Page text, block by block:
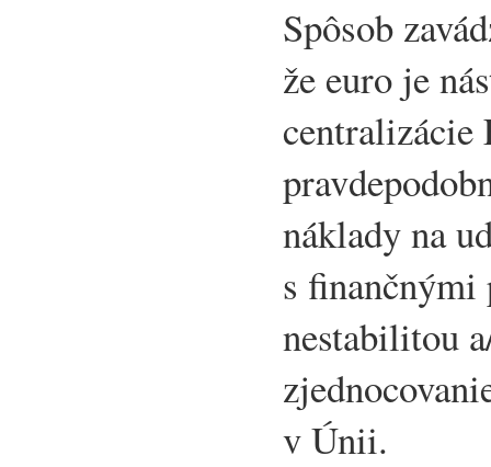
Spôsob
že euro je
centralizácie
náklady na
s finančnými
nestabilitou
v Únii.